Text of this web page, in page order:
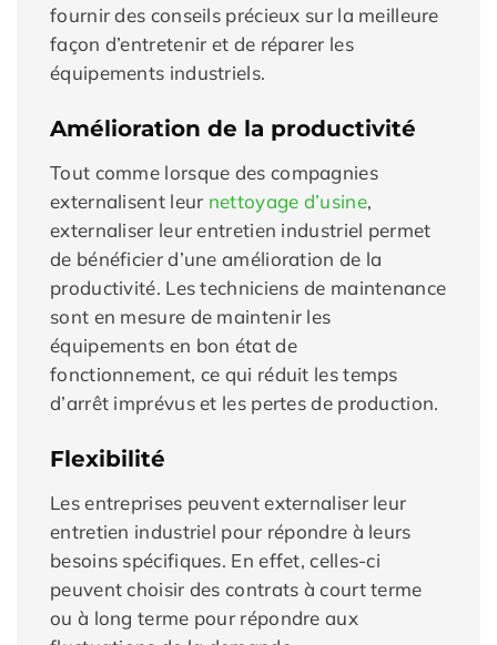
fournir des conseils précieux sur la meilleure
façon d’entretenir et de réparer les
équipements industriels.
Amélioration de la productivité
Tout comme lorsque des compagnies
externalisent leur nettoyage d’usine,
externaliser leur entretien industriel permet
de bénéficier d’une amélioration de la
productivité. Les techniciens de maintenance
sont en mesure de maintenir les
équipements en bon état de
fonctionnement, ce qui réduit les temps
d’arrêt imprévus et les pertes de production.
Flexibilité
Les entreprises peuvent externaliser leur
entretien industriel pour répondre à leurs
besoins spécifiques. En effet, celles-ci
peuvent choisir des contrats à court terme
ou à long terme pour répondre aux